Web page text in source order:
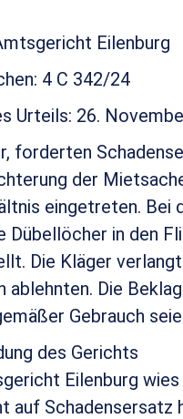
Eilenburg
4 C 342/24
Urteils: 26.
forderten
der
eingetreten. Bei
Dübellöcher in den
Die Kläger
ablehnten. Die
Gebrauch
des Gerichts
Eilenburg
auf Schadensersatz